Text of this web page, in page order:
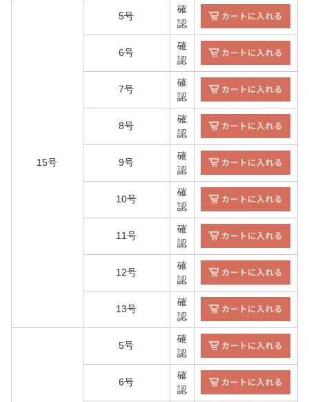
15号
5号
確
認
6号
確
認
7号
確
認
8号
確
認
9号
確
認
10号
確
認
11号
確
認
12号
確
認
13号
確
認
5号
確
認
6号
確
認